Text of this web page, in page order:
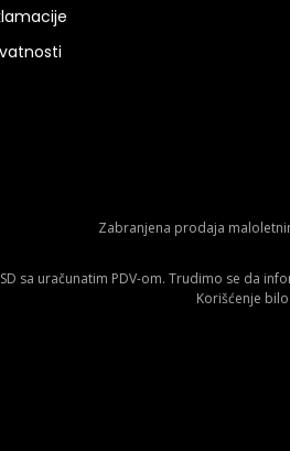
Zabranjena prodaja
sa uračunatim PDV-om. Trudimo se da
Korišćenje